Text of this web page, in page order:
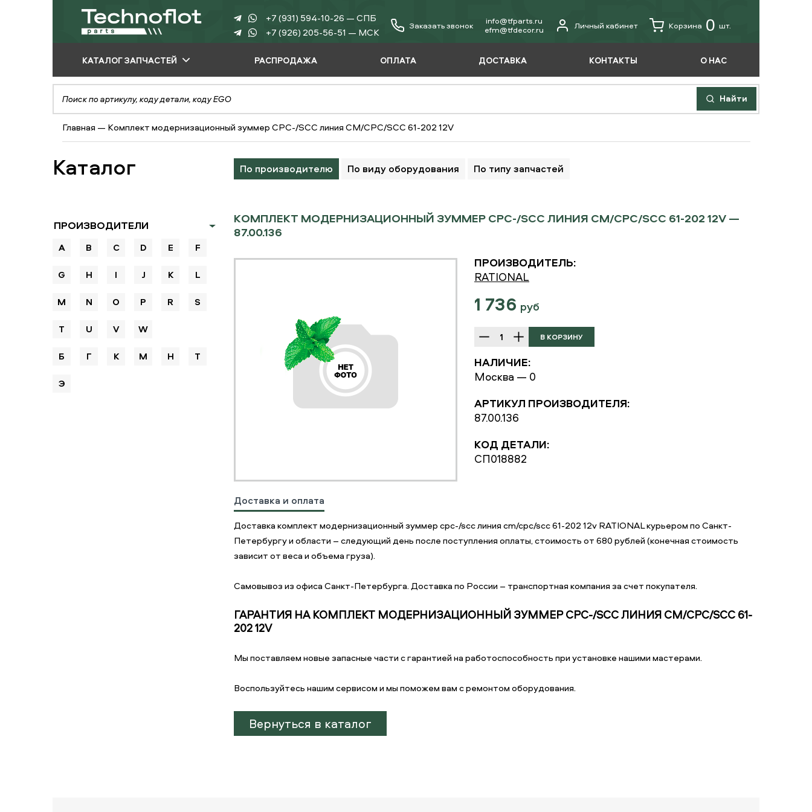
+7 (931) 594-10-26 — СПБ
+7 (926) 205-56-51 — МСК
Заказать звонок
info@tfparts.ru
еfm@tfdecor.ru
Личный кабинет Корзина 0 шт.
КАТАЛОГ ЗАПЧАСТЕЙ
ПО ПРОИЗВОДИТЕЛЮ
ПО ВИДУ
ОБОРУДОВАНИЯ
ПО ТИПУ ЗАПЧАСТЕЙ
РАСПРОДАЖА ОПЛАТА ДОСТАВКА КОНТАКТЫ О НАС
Найти
Главная — Комплект модернизационный зуммер CPC-/SCC линия CM/CPC/SCC 61-202 12V
Каталог По производителю По виду оборудования По типу запчастей
ПРОИЗВОДИТЕЛИ
A B C D E F
G H I J K L
M N O P R S
T U V W
Б Г К М Н Т
Э
КОМПЛЕКТ МОДЕРНИЗАЦИОННЫЙ ЗУММЕР CPC-/SCC ЛИНИЯ CM/CPC/SCC 61-202 12V —
87.00.136
ПРОИЗВОДИТЕЛЬ:
RATIONAL
1 736 руб
НАЛИЧИЕ:
Москва — 0
АРТИКУЛ ПРОИЗВОДИТЕЛЯ:
87.00.136
КОД ДЕТАЛИ:
СП018882
Доставка и оплата
Доставка комплект модернизационный зуммер cpc-/scc линия cm/cpc/scc 61-202 12v RATIONAL курьером по Санкт-
Петербургу и области – следующий день после поступления оплаты, стоимость от 680 рублей (конечная стоимость
зависит от веса и объема груза).
Самовывоз из офиса Санкт-Петербурга. Доставка по России – транспортная компания за счет покупателя.
ГАРАНТИЯ НА КОМПЛЕКТ МОДЕРНИЗАЦИОННЫЙ ЗУММЕР CPC-/SCC ЛИНИЯ CM/CPC/SCC 61-
202 12V
Мы поставляем новые запасные части с гарантией на работоспособность при установке нашими мастерами.
Воспользуйтесь нашим сервисом и мы поможем вам с ремонтом оборудования.
Вернуться в каталог